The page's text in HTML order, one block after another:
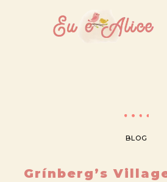
BLOG
Grínberg’s